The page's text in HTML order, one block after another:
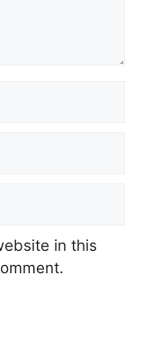
in this